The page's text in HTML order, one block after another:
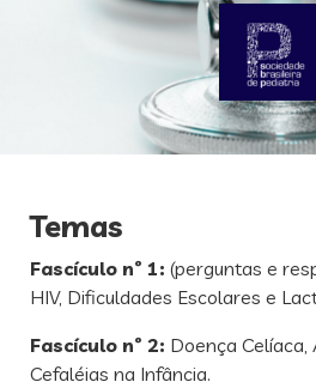
Temas
Fascículo nº 1: (perguntas e
HIV, Dificuldades Escolares e
Fascículo nº 2: Doença
Cefaléias na Infância.